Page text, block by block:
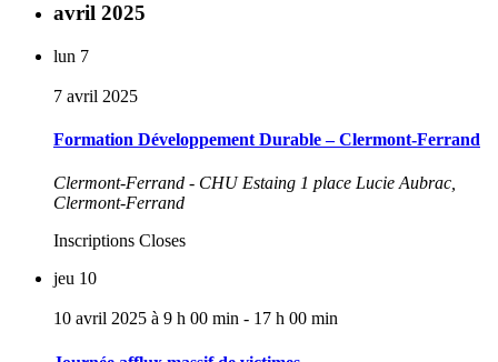
avril 2025
lun 7
7 avril 2025
Formation Développement Durable – Clermont-Ferrand
Clermont-Ferrand - CHU Estaing 1 place Lucie Aubrac,
Clermont-Ferrand
Inscriptions Closes
jeu 10
10 avril 2025 à 9 h 00 min - 17 h 00 min